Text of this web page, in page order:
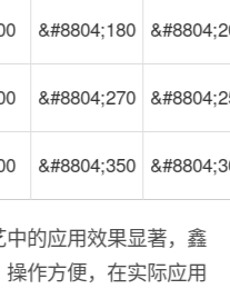
&#8804;180
&#8804;270
&#8804;350
的应用效果显著，鑫
作方便，在实际应用